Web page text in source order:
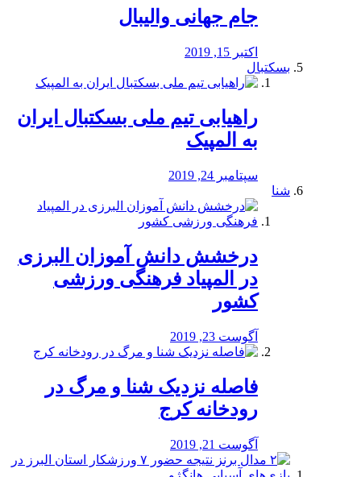
جام جهانی والیبال
اکتبر 15, 2019
بسکتبال
راهیابی تیم ملی بسکتبال ایران
به المپیک
سپتامبر 24, 2019
شنا
درخشش دانش آموزان البرزی
در المپیاد فرهنگی ورزشی
کشور
آگوست 23, 2019
️فاصله نزدیک شنا و مرگ در
رودخانه کرج
آگوست 21, 2019